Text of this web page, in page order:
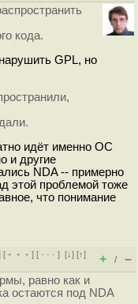
кода.
GPL, но
идёт именно ОС
и другие
NDA -- примерно
этой проблемой тоже
что понимание
[ ﹢﹢﹢] [ · · ·][↓] [↑]
+ / –
равно как и
остаются под NDA